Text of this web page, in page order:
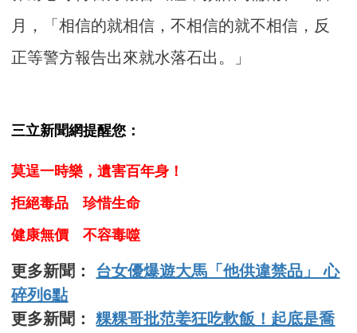
月，「相信的就相信，不相信的就不相信，反
正等警方報告出來就水落石出。」
三立新聞網提醒您：
莫逞一時樂，遺害百年身！
拒絕毒品 珍惜生命
健康無價 不容毒噬
更多新聞： 台女優爆遊大馬「他供違禁品」 心
碎列6點
更多新聞：粿粿哥批范姜狂吃軟飯！起底是喬